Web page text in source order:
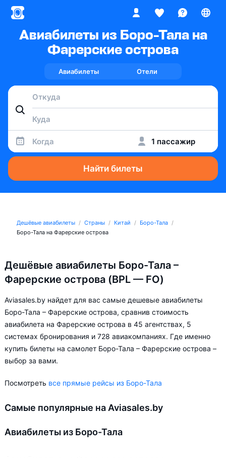
Авиабилеты из Боро-Тала на
Фарерские острова
Авиабилеты Отели
Когда 1 пассажир
Найти билеты
Дешёвые авиабилеты Страны Китай
Боро-Тала
Боро-Тала на Фарерские острова
Дешёвые авиабилеты Боро-Тала –
Фарерские острова (BPL — FO)
Aviasales.by найдет для вас самые дешевые авиабилеты
Боро-Тала – Фарерские острова, сравнив стоимость
авиабилета на Фарерские острова в 45 агентствах, 5
системах бронирования и 728 авиакомпаниях. Где именно
купить билеты на самолет Боро-Тала – Фарерские острова –
выбор за вами.
Посмотреть все прямые рейсы из Боро-Тала
Самые популярные на Aviasales.by
Авиабилеты из Боро-Тала